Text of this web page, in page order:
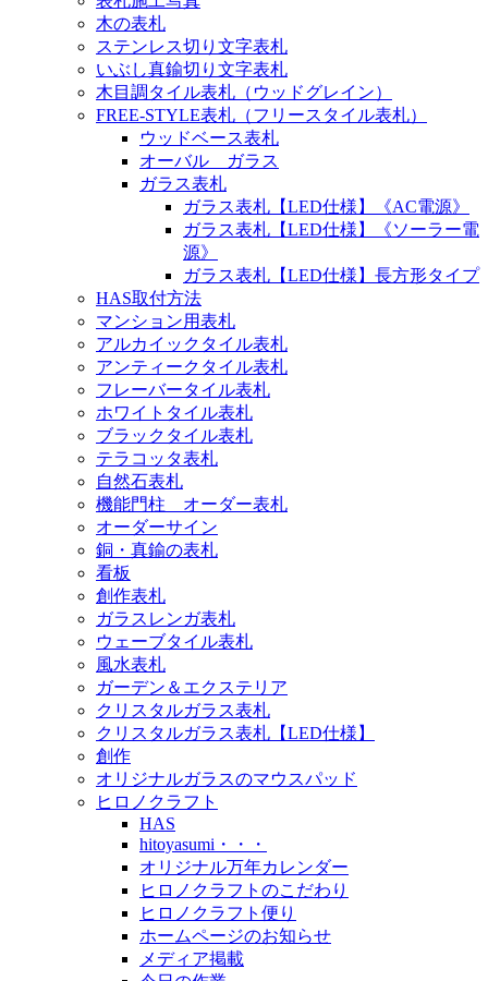
木の表札
ステンレス切り文字表札
いぶし真鍮切り文字表札
木目調タイル表札（ウッドグレイン）
FREE-STYLE表札（フリースタイル表札）
ウッドベース表札
オーバル ガラス
ガラス表札
ガラス表札【LED仕様】《AC電源》
ガラス表札【LED仕様】《ソーラー電
源》
ガラス表札【LED仕様】長方形タイプ
HAS取付方法
マンション用表札
アルカイックタイル表札
アンティークタイル表札
フレーバータイル表札
ホワイトタイル表札
ブラックタイル表札
テラコッタ表札
自然石表札
機能門柱 オーダー表札
オーダーサイン
銅・真鍮の表札
看板
創作表札
ガラスレンガ表札
ウェーブタイル表札
風水表札
ガーデン＆エクステリア
クリスタルガラス表札
クリスタルガラス表札【LED仕様】
創作
オリジナルガラスのマウスパッド
ヒロノクラフト
HAS
hitoyasumi・・・
オリジナル万年カレンダー
ヒロノクラフトのこだわり
ヒロノクラフト便り
ホームページのお知らせ
メディア掲載